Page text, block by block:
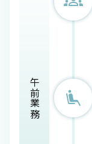
午前業務